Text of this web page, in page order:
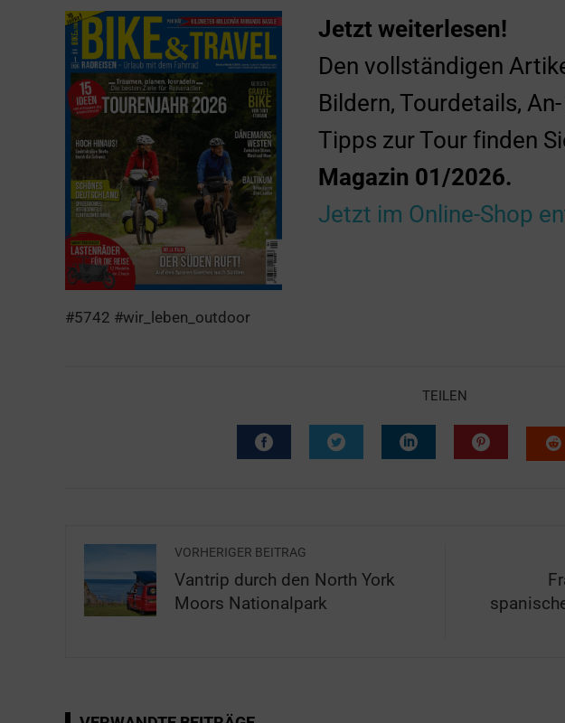
Jetzt weiterlesen!
Den vollständigen
Bildern, Tourdetails,
Tipps zur Tour finden
Magazin 01/2026.
Jetzt im Online-Shop
#5742 #wir_leben_outdoor
TEILEN
VORHERIGER BEITRAG
Vantrip durch den North York
Moors Nationalpark